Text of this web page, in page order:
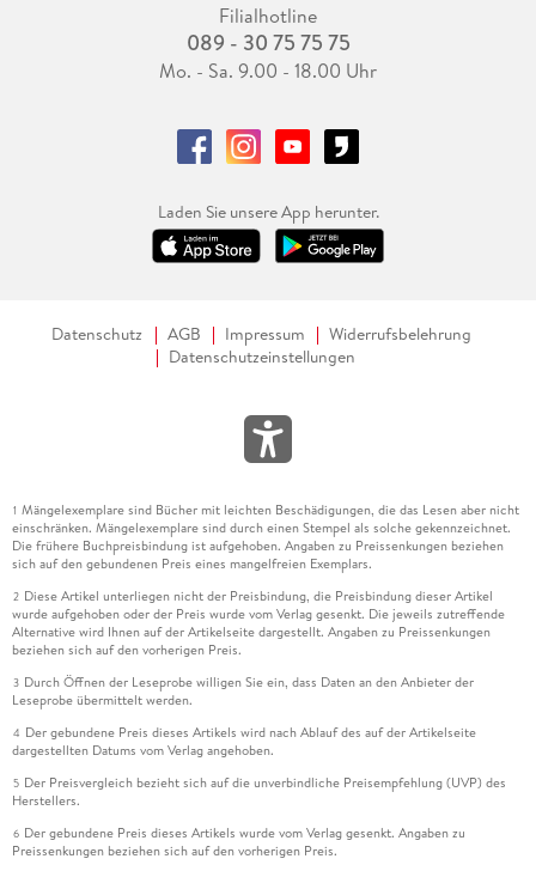
Filialhotline
089 - 30 75 75 75
Mo. - Sa. 9.00 - 18.00 Uhr
Laden Sie unsere App herunter.
Datenschutz AGB Impressum
Widerrufsbelehrung
Datenschutzeinstellungen
1 Mängelexemplare sind Bücher mit leichten Beschädigungen, die das Lesen aber nicht
einschränken. Mängelexemplare sind durch einen Stempel als solche gekennzeichnet.
Die frühere Buchpreisbindung ist aufgehoben. Angaben zu Preissenkungen beziehen
sich auf den gebundenen Preis eines mangelfreien Exemplars.
2 Diese Artikel unterliegen nicht der Preisbindung, die Preisbindung dieser Artikel
wurde aufgehoben oder der Preis wurde vom Verlag gesenkt. Die jeweils zutreffende
Alternative wird Ihnen auf der Artikelseite dargestellt. Angaben zu Preissenkungen
beziehen sich auf den vorherigen Preis.
3 Durch Öffnen der Leseprobe willigen Sie ein, dass Daten an den Anbieter der
Leseprobe übermittelt werden.
4 Der gebundene Preis dieses Artikels wird nach Ablauf des auf der Artikelseite
dargestellten Datums vom Verlag angehoben.
5 Der Preisvergleich bezieht sich auf die unverbindliche Preisempfehlung (UVP) des
Herstellers.
6 Der gebundene Preis dieses Artikels wurde vom Verlag gesenkt. Angaben zu
Preissenkungen beziehen sich auf den vorherigen Preis.